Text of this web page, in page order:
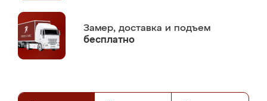
Замер, доставка и подъем
бесплатно